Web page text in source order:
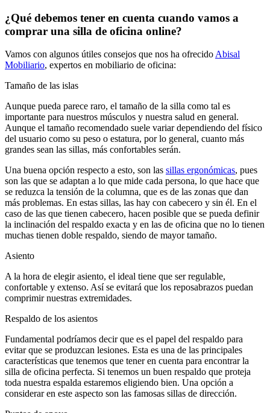
¿Qué debemos tener en cuenta cuando vamos a
comprar una silla de oficina online?
Vamos con algunos útiles consejos que nos ha ofrecido Abisal
Mobiliario, expertos en mobiliario de oficina:
Tamaño de las islas
Aunque pueda parece raro, el tamaño de la silla como tal es
importante para nuestros músculos y nuestra salud en general.
Aunque el tamaño recomendado suele variar dependiendo del físico
del usuario como su peso o estatura, por lo general, cuanto más
grandes sean las sillas, más confortables serán.
Una buena opción respecto a esto, son las sillas ergonómicas, pues
son las que se adaptan a lo que mide cada persona, lo que hace que
se reduzca la tensión de la columna, que es de las zonas que dan
más problemas. En estas sillas, las hay con cabecero y sin él. En el
caso de las que tienen cabecero, hacen posible que se pueda definir
la inclinación del respaldo exacta y en las de oficina que no lo tienen
muchas tienen doble respaldo, siendo de mayor tamaño.
Asiento
A la hora de elegir asiento, el ideal tiene que ser regulable,
confortable y extenso. Así se evitará que los reposabrazos puedan
comprimir nuestras extremidades.
Respaldo de los asientos
Fundamental podríamos decir que es el papel del respaldo para
evitar que se produzcan lesiones. Esta es una de las principales
características que tenemos que tener en cuenta para encontrar la
silla de oficina perfecta. Si tenemos un buen respaldo que proteja
toda nuestra espalda estaremos eligiendo bien. Una opción a
considerar en este aspecto son las famosas sillas de dirección.